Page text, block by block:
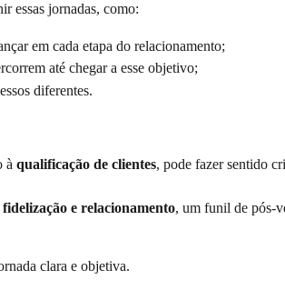
essas jornadas, como:
em cada etapa do relacionamento;
até chegar a esse objetivo;
diferentes.
à qualificação de clientes, pode fazer sentido
fidelização e relacionamento, um funil de pós-
clara e objetiva.